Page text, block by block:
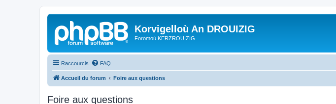
Korvigelloù An DROUIZIG
Foromoù KERZROUIZIG
Raccourcis FAQ
Accueil du forum Foire aux questions
Foire aux questions